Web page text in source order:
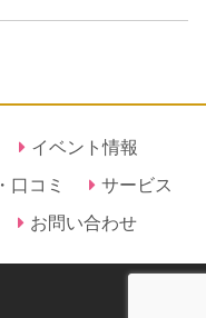
イベント情報
口コミ
サービス
お問い合わせ